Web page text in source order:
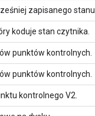
zapisanego stanu.
koduje stan czytnika.
punktów kontrolnych.
punktów kontrolnych.
kontrolnego V2.